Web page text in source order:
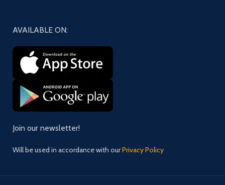
AVAILABLE ON:
Join our newsletter!
Will be used in accordance with ourPrivacy Policy